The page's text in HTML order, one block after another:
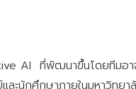
AI ที่พัฒนาขึ้นโดยทีมอาจา
นักศึกษาภายในมหาวิทยา